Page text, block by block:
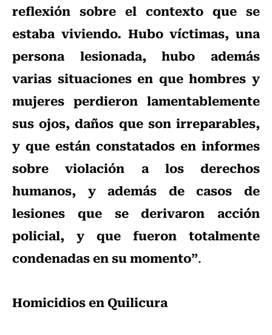
reflexión sobre el contexto que se
estaba viviendo. Hubo víctimas, una
persona lesionada, hubo además
varias situaciones en que hombres y
mujeres perdieron lamentablemente
sus ojos, daños que son irreparables,
y que están constatados en informes
sobre violación a los derechos
humanos, y además de casos de
lesiones que se derivaron acción
policial, y que fueron totalmente
condenadas en su momento”.
Homicidios en Quilicura